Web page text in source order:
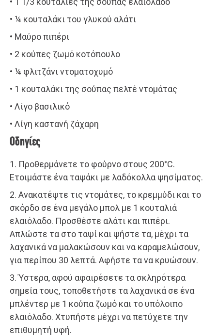
• ¼ κουταλάκι του γλυκού αλάτι
• Μαύρο πιπέρι
• 2 κούπες ζωμό κοτόπουλο
• ¼ φλιτζάνι ντοματοχυμό
• 1 κουταλάκι της σούπας πελτέ ντομάτας
• Λίγο βασιλικό
• Λίγη καστανή ζάχαρη
Οδηγίες
1. Προθερμάνετε το φούρνο στους 200°C.
Ετοιμάστε ένα ταψάκι με λαδόκολλα ψησίματος.
2. Ανακατέψτε τις ντομάτες, το κρεμμύδι και το
σκόρδο σε ένα μεγάλο μπολ με 1 κουταλιά
ελαιόλαδο. Προσθέστε αλάτι και πιπέρι.
Απλώστε τα στο ταψί και ψήστε τα, μέχρι τα
λαχανικά να μαλακώσουν και να καραμελώσουν,
για περίπου 30 λεπτά. Αφήστε τα να κρυώσουν.
3. Ύστερα, αφού αφαιρέσετε τα σκληρότερα
σημεία τους, τοποθετήστε τα λαχανικά σε ένα
μπλέντερ με 1 κούπα ζωμό και το υπόλοιπο
ελαιόλαδο. Χτυπήστε μέχρι να πετύχετε την
επιθυμητή υφή.